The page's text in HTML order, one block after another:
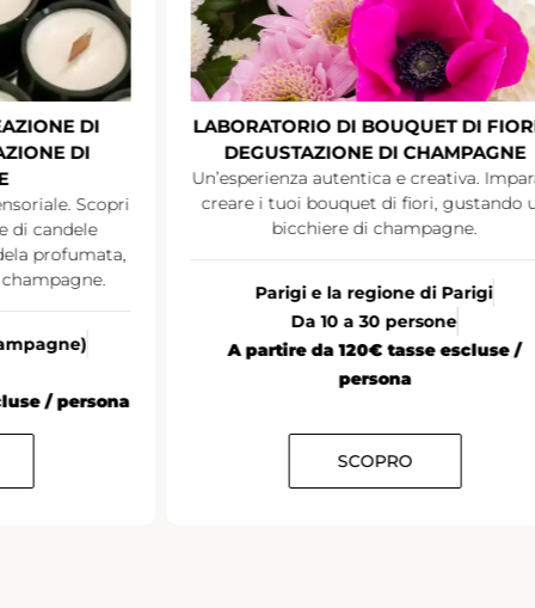
DI
DI
Scopri
di candele
profumata,
/ persona
LABORATORIO DI BOUQUET DI
DEGUSTAZIONE DI CHAMPAGNE
Un’esperienza autentica e creativa.
creare i tuoi bouquet di fiori, gustando
bicchiere di champagne.
Parigi e la regione di Parigi
Da 10 a 30 persone
A partire da 120€ tasse escluse /
persona
SCOPRO